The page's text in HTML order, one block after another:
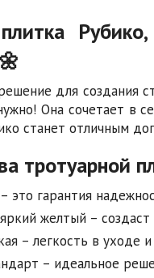
плитка
для создания
Она сочетает в
станет отличным
тротуарной
это гарантия
яркий желтый –
– легкость в уходе
– идеальное